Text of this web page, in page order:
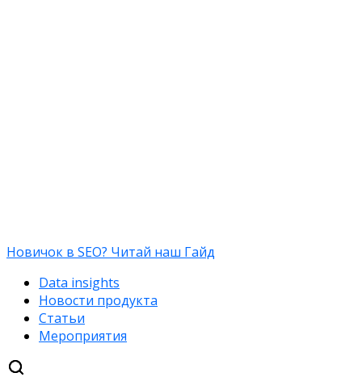
Новичок в SEO? Читай наш Гайд
Data insights
Новости продукта
Статьи
Мероприятия